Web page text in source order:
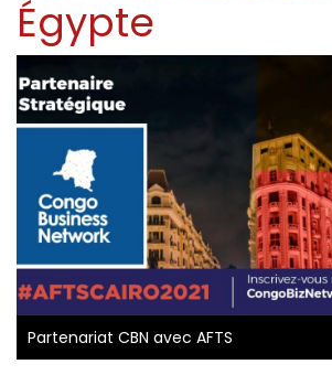
Égypte
Partenariat CBN avec AFTS